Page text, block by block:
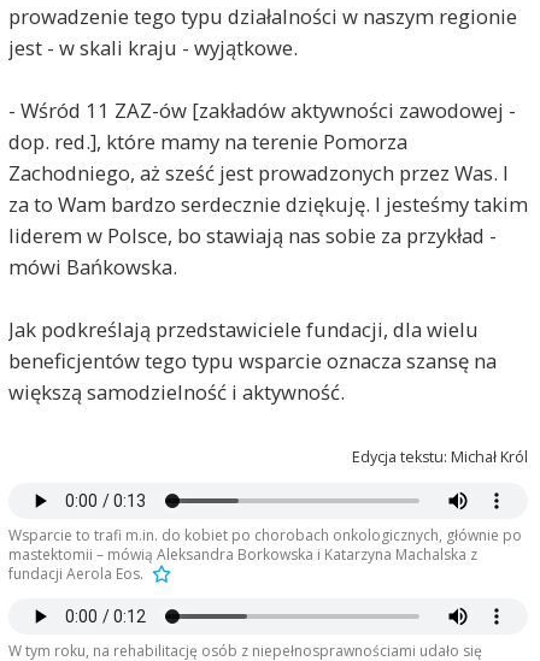
prowadzenie tego typu działalności w naszym regionie
jest - w skali kraju - wyjątkowe.
- Wśród 11 ZAZ-ów [zakładów aktywności zawodowej -
dop. red.], które mamy na terenie Pomorza
Zachodniego, aż sześć jest prowadzonych przez Was. I
za to Wam bardzo serdecznie dziękuję. I jesteśmy takim
liderem w Polsce, bo stawiają nas sobie za przykład -
mówi Bańkowska.
Jak podkreślają przedstawiciele fundacji, dla wielu
beneficjentów tego typu wsparcie oznacza szansę na
większą samodzielność i aktywność.
Edycja tekstu: Michał Król
Wsparcie to trafi m.in. do kobiet po chorobach onkologicznych, głównie po
mastektomii – mówią Aleksandra Borkowska i Katarzyna Machalska z
fundacji Aerola Eos.
W tym roku, na rehabilitację osób z niepełnosprawnościami udało się